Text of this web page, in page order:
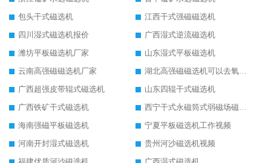
包头干式磁选机
江西干式强磁磁选机
四川湿式磁选机报价
广西湿式逆流磁选机
潍坊平板磁选机厂家
山东湿式平板磁选机
云南高强磁磁选机厂家
湖北高强磁磁选机可以去氧化铝
广西超强皮带辊式磁选机
山东四辊干式磁选机
广西铁矿干式磁选机
西宁干式永磁筒式弱磁场磁选机结构图
海南强磁平板磁选机
宁夏平板磁选机工作视频
河南开封湿式磁选机
贵州河沙磁选机视频